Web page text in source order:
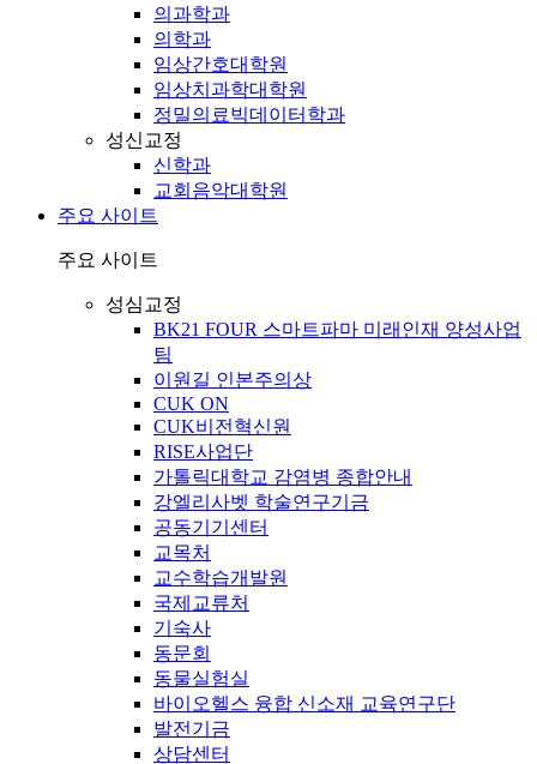
의과학과
의학과
임상간호대학원
임상치과학대학원
정밀의료빅데이터학과
성신교정
신학과
교회음악대학원
주요 사이트
주요 사이트
성심교정
BK21 FOUR 스마트파마 미래인재 양성사업
팀
이원길 인본주의상
CUK ON
CUK비전혁신원
RISE사업단
가톨릭대학교 감염병 종합안내
강엘리사벳 학술연구기금
공동기기센터
교목처
교수학습개발원
국제교류처
기숙사
동문회
동물실험실
바이오헬스 융합 신소재 교육연구단
발전기금
상담센터